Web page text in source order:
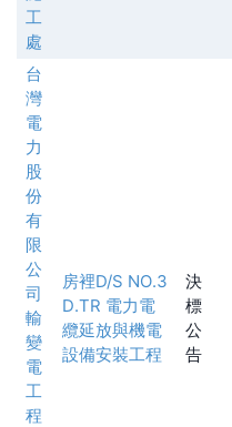
工
處
台
灣
電
力
股
份
有
限
公
司
輸
變
電
工
程
房裡D/S NO.3
D.TR 電力電
纜延放與機電
設備安裝工程
決
標
公
告